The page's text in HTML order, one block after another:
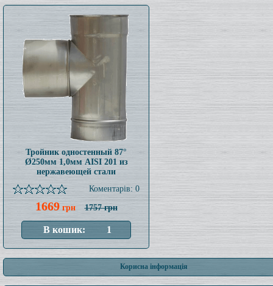
Тройник одностенный 87°
Ø250мм 1,0мм AISI 201 из
нержавеющей стали
Коментарів: 0
1669грн 1757 грн
Корисна інформація